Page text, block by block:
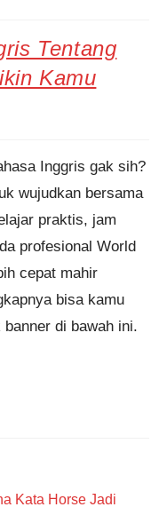
Tentang
Kamu
Inggris gak sih?
wujudkan bersama
praktis, jam
profesional World
cepat mahir
bisa kamu
di bawah ini.
Kata Horse Jadi